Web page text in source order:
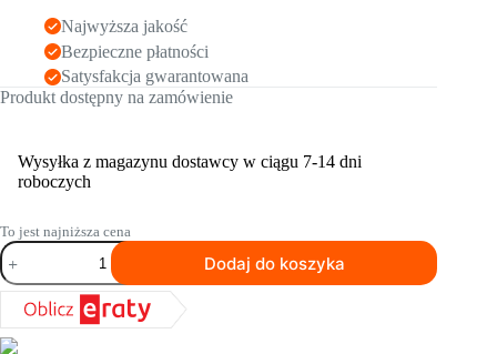
Najwyższa jakość
Bezpieczne płatności
Satysfakcja gwarantowana
Produkt dostępny na zamówienie
Wysyłka z magazynu dostawcy w ciągu 7-14 dni
roboczych
To jest najniższa cena
ilość
Zacieraczka
do
betonu
TIMMERS
HOLLAND
Dodaj do koszyka